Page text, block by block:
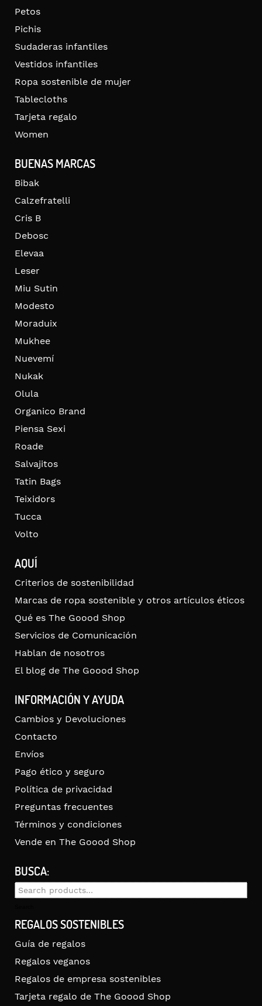
Petos
Pichis
Sudaderas infantiles
Vestidos infantiles
Ropa sostenible de mujer
Tablecloths
Tarjeta regalo
Women
BUENAS MARCAS
Bibak
Calzefratelli
Cris B
Debosc
Elevaa
Leser
Miu Sutin
Modesto
Moraduix
Mukhee
Nuevemí
Nukak
Olula
Organico Brand
Piensa Sexi
Roade
Salvajitos
Tatin Bags
Teixidors
Tucca
Volto
AQUÍ
Criterios de sostenibilidad
Marcas de ropa sostenible y otros artículos éticos
Qué es The Goood Shop
Servicios de Comunicación
Hablan de nosotros
El blog de The Goood Shop
INFORMACIÓN Y AYUDA
Cambios y Devoluciones
Contacto
Envíos
Pago ético y seguro
Política de privacidad
Preguntas frecuentes
Términos y condiciones
Vende en The Goood Shop
BUSCA:
Search
REGALOS SOSTENIBLES
Guía de regalos
Regalos veganos
Regalos de empresa sostenibles
Tarjeta regalo de The Goood Shop